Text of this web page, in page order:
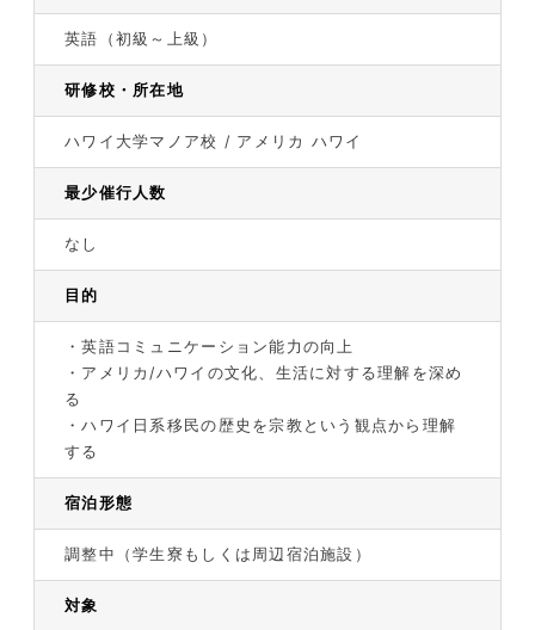
英語（初級～上級）
研修校・所在地
ハワイ大学マノア校 / アメリカ ハワイ
最少催行人数
なし
目的
・英語コミュニケーション能力の向上
・アメリカ/ハワイの文化、生活に対する理解を深め
る
・ハワイ日系移民の歴史を宗教という観点から理解
する
宿泊形態
調整中（学生寮もしくは周辺宿泊施設）
対象